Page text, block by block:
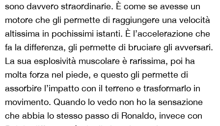
sono davvero straordinarie. È come se avesse un
motore che gli permette di raggiungere una velocità
altissima in pochissimi istanti. È l’accelerazione che
fa la differenza, gli permette di bruciare gli avversari.
La sua esplosività muscolare è rarissima, poi ha
molta forza nel piede, e questo gli permette di
assorbire l’impatto con il terreno e trasformarlo in
movimento. Quando lo vedo non ho la sensazione
che abbia lo stesso passo di Ronaldo, invece con